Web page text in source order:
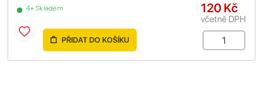
4+ Skladem 120 Kč
včetně DPH
PŘIDAT DO KOŠÍKU